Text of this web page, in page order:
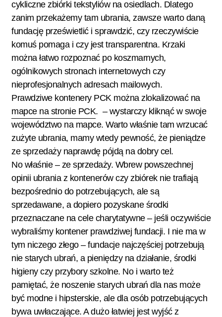
cykliczne zbiórki tekstyliów na osiedlach. Dlatego
zanim przekażemy tam ubrania, zawsze warto daną
fundację prześwietlić i sprawdzić, czy rzeczywiście
komuś pomaga i czy jest transparentna. Krzaki
można łatwo rozpoznać po koszmarnych,
ogólnikowych stronach internetowych czy
nieprofesjonalnych adresach mailowych.
Prawdziwe kontenery PCK można zlokalizować na
mapce na stronie PCK. – wystarczy kliknąć w swoje
województwo na mapce. Warto właśnie tam wrzucać
zużyte ubrania, mamy wtedy pewność, że pieniądze
ze sprzedaży naprawdę pójdą na dobry cel.
No właśnie – ze sprzedaży. Wbrew powszechnej
opinii ubrania z kontenerów czy zbiórek nie trafiają
bezpośrednio do potrzebujących, ale są
sprzedawane, a dopiero pozyskane środki
przeznaczane na cele charytatywne – jeśli oczywiście
wybraliśmy kontener prawdziwej fundacji. I nie ma w
tym niczego złego – fundacje najczęściej potrzebują
nie starych ubrań, a pieniędzy na działanie, środki
higieny czy przybory szkolne. No i warto też
pamiętać, że noszenie starych ubrań dla nas może
być modne i hipsterskie, ale dla osób potrzebujących
bywa uwłaczające. A dużo łatwiej jest wyjść z